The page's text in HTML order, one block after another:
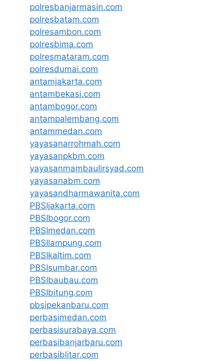
polresbanjarmasin.com
polresbatam.com
polresambon.com
polresbima.com
polresmataram.com
polresdumai.com
antamjakarta.com
antambekasi.com
antambogor.com
antampalembang.com
antammedan.com
yayasanarrohmah.com
yayasanpkbm.com
yayasanmambaulirsyad.com
yayasanabm.com
yayasandharmawanita.com
PBSIjakarta.com
PBSIbogor.com
PBSImedan.com
PBSIlampung.com
PBSIkaltim.com
PBSIsumbar.com
PBSIbaubau.com
PBSIbitung.com
pbsipekanbaru.com
perbasimedan.com
perbasisurabaya.com
perbasibanjarbaru.com
perbasiblitar.com